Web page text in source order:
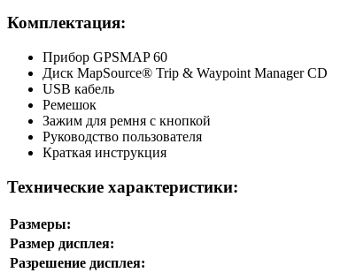
Комплектация:
Прибор GPSMAP 60
Диск MapSource® Trip & Waypoint Manager CD
USB кабель
Ремешок
Зажим для ремня с кнопкой
Руководство пользователя
Краткая инструкция
Технические характеристики:
Размеры:
Размер дисплея:
Разрешение дисплея: